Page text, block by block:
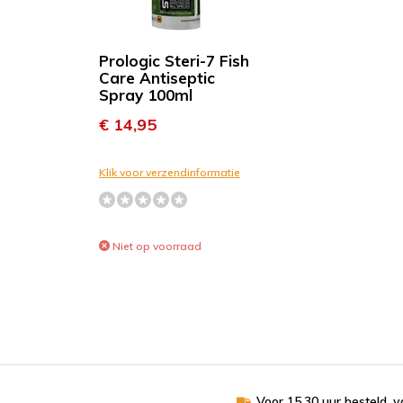
Prologic Steri-7 Fish
Care Antiseptic
Spray 100ml
€ 14,95
Klik voor verzendinformatie
Niet op voorraad